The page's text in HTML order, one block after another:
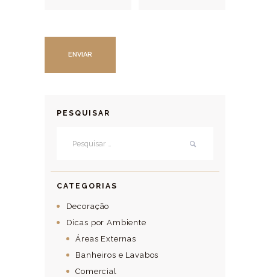
PESQUISAR
CATEGORIAS
Decoração
Dicas por Ambiente
Áreas Externas
Banheiros e Lavabos
Comercial